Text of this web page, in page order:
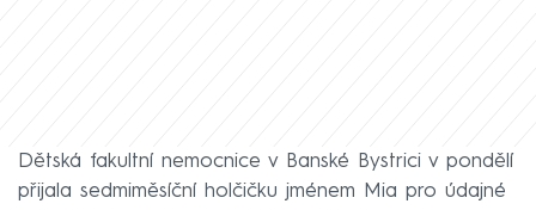
Dětská fakultní nemocnice v Banské Bystrici v pondělí
přijala sedmiměsíční holčičku jménem Mia pro údajné